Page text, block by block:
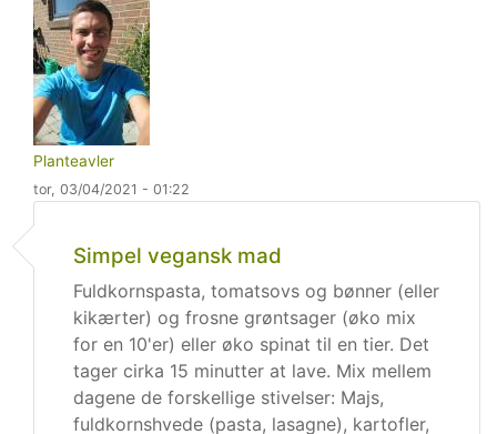
Planteavler
tor, 03/04/2021 - 01:22
Simpel vegansk mad
Fuldkornspasta, tomatsovs og bønner (eller
kikærter) og frosne grøntsager (øko mix
for en 10'er) eller øko spinat til en tier. Det
tager cirka 15 minutter at lave. Mix mellem
dagene de forskellige stivelser: Majs,
fuldkornshvede (pasta, lasagne), kartofler,